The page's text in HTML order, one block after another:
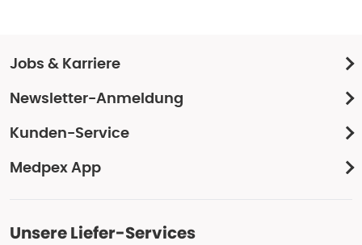
Jobs & Karriere
Newsletter-Anmeldung
Kunden-Service
Medpex App
Unsere Liefer-Services